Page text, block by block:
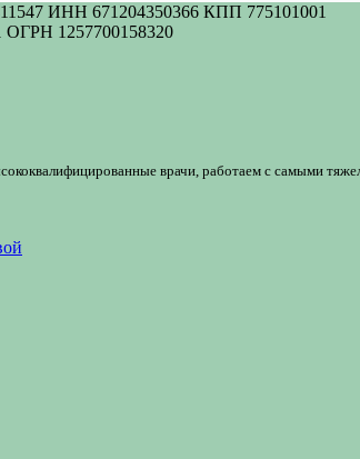
ИНН 671204350366 КПП 775101001
1257700158320
врачи, работаем с самыми